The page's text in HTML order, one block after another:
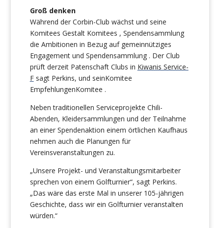
Groß denken
Während der Corbin-Club wächst und seine
Komitees Gestalt Komitees , Spendensammlung
die Ambitionen in Bezug auf gemeinnütziges
Engagement und Spendensammlung . Der Club
prüft derzeit Patenschaft Clubs in Kiwanis Service-
Fsagt Perkins, und seinKomitee
EmpfehlungenKomitee .
Neben traditionellen Serviceprojekte Chili-
Abenden, Kleidersammlungen und der Teilnahme
an einer Spendenaktion einem örtlichen Kaufhaus
nehmen auch die Planungen für
Vereinsveranstaltungen zu.
„Unsere Projekt- und Veranstaltungsmitarbeiter
sprechen von einem Golfturnier“, sagt Perkins.
„Das wäre das erste Mal in unserer 105-jährigen
Geschichte, dass wir ein Golfturnier veranstalten
würden.“